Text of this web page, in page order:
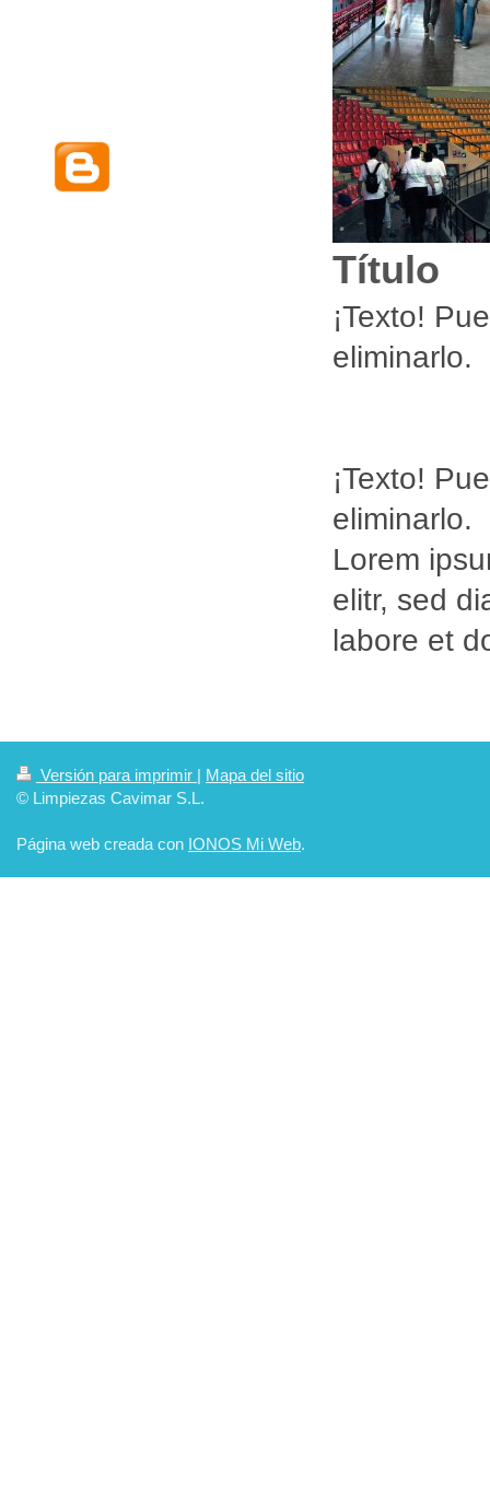
Título
¡Texto!
eliminarlo.
¡Texto!
eliminarlo.
Lorem
elitr, sed
labore et
Versión para imprimir | Mapa del sitio
© Limpiezas Cavimar S.L.
Página web creada con IONOS Mi Web.